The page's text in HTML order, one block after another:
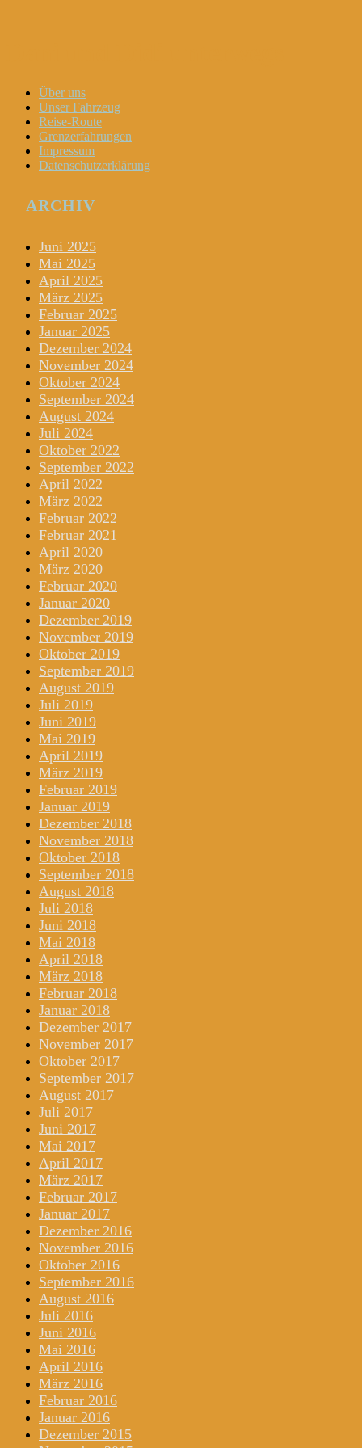
Menu
Widgets
Search
Skip
content
Über uns
Unser Fahrzeug
Reise-Route
Grenzerfahrungen
Impressum
Datenschutzerklärung
ARCHIV
Juni 2025
Mai 2025
April 2025
März 2025
Februar 2025
Januar 2025
Dezember 2024
November 2024
Oktober 2024
September 2024
August 2024
Juli 2024
Oktober 2022
September 2022
April 2022
März 2022
Februar 2022
Februar 2021
April 2020
März 2020
Februar 2020
Januar 2020
Dezember 2019
November 2019
Oktober 2019
September 2019
August 2019
Juli 2019
Juni 2019
Mai 2019
April 2019
März 2019
Februar 2019
Januar 2019
Dezember 2018
November 2018
Oktober 2018
September 2018
August 2018
Juli 2018
Juni 2018
Mai 2018
April 2018
März 2018
Februar 2018
Januar 2018
Dezember 2017
November 2017
Oktober 2017
September 2017
August 2017
Juli 2017
Juni 2017
Mai 2017
April 2017
März 2017
Februar 2017
Januar 2017
Dezember 2016
November 2016
Oktober 2016
September 2016
August 2016
Juli 2016
Juni 2016
Mai 2016
April 2016
März 2016
Februar 2016
Januar 2016
Dezember 2015